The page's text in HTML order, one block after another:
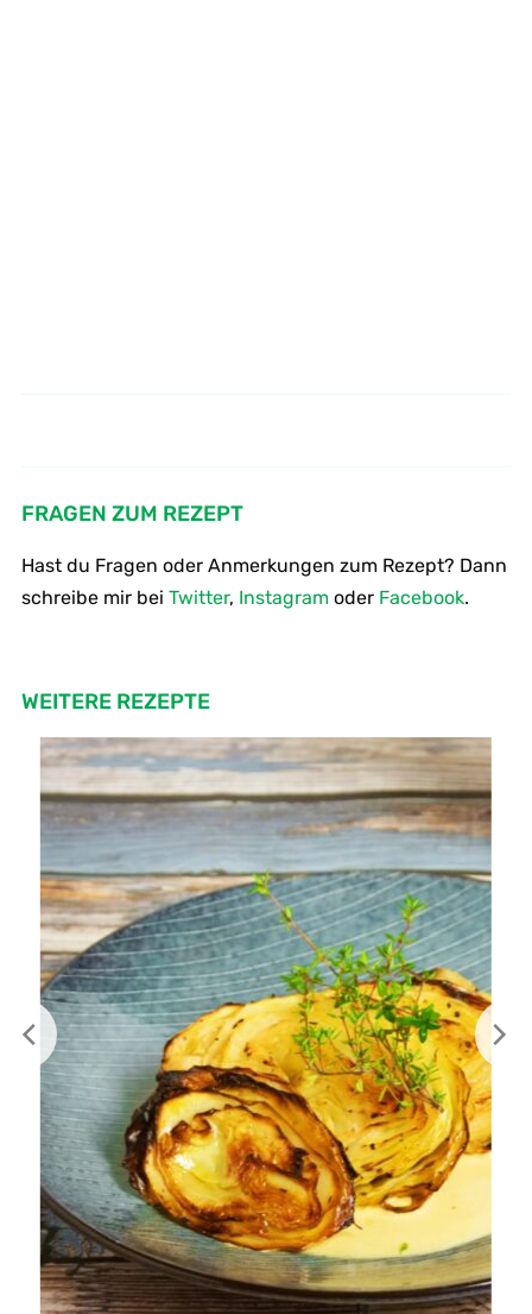
FRAGEN ZUM REZEPT
Hast du Fragen oder Anmerkungen zum Rezept? Dann
schreibe mir bei Twitter, Instagramoder Facebook.
WEITERE REZEPTE